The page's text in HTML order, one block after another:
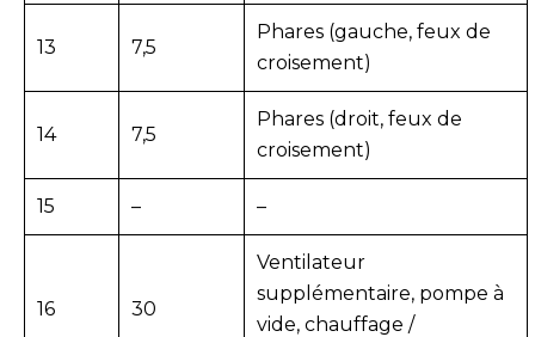
13 7,5
Phares (gauche, feux de
croisement)
14 7,5
Phares (droit, feux de
croisement)
15 – –
16 30
Ventilateur
supplémentaire, pompe à
vide, chauffage /